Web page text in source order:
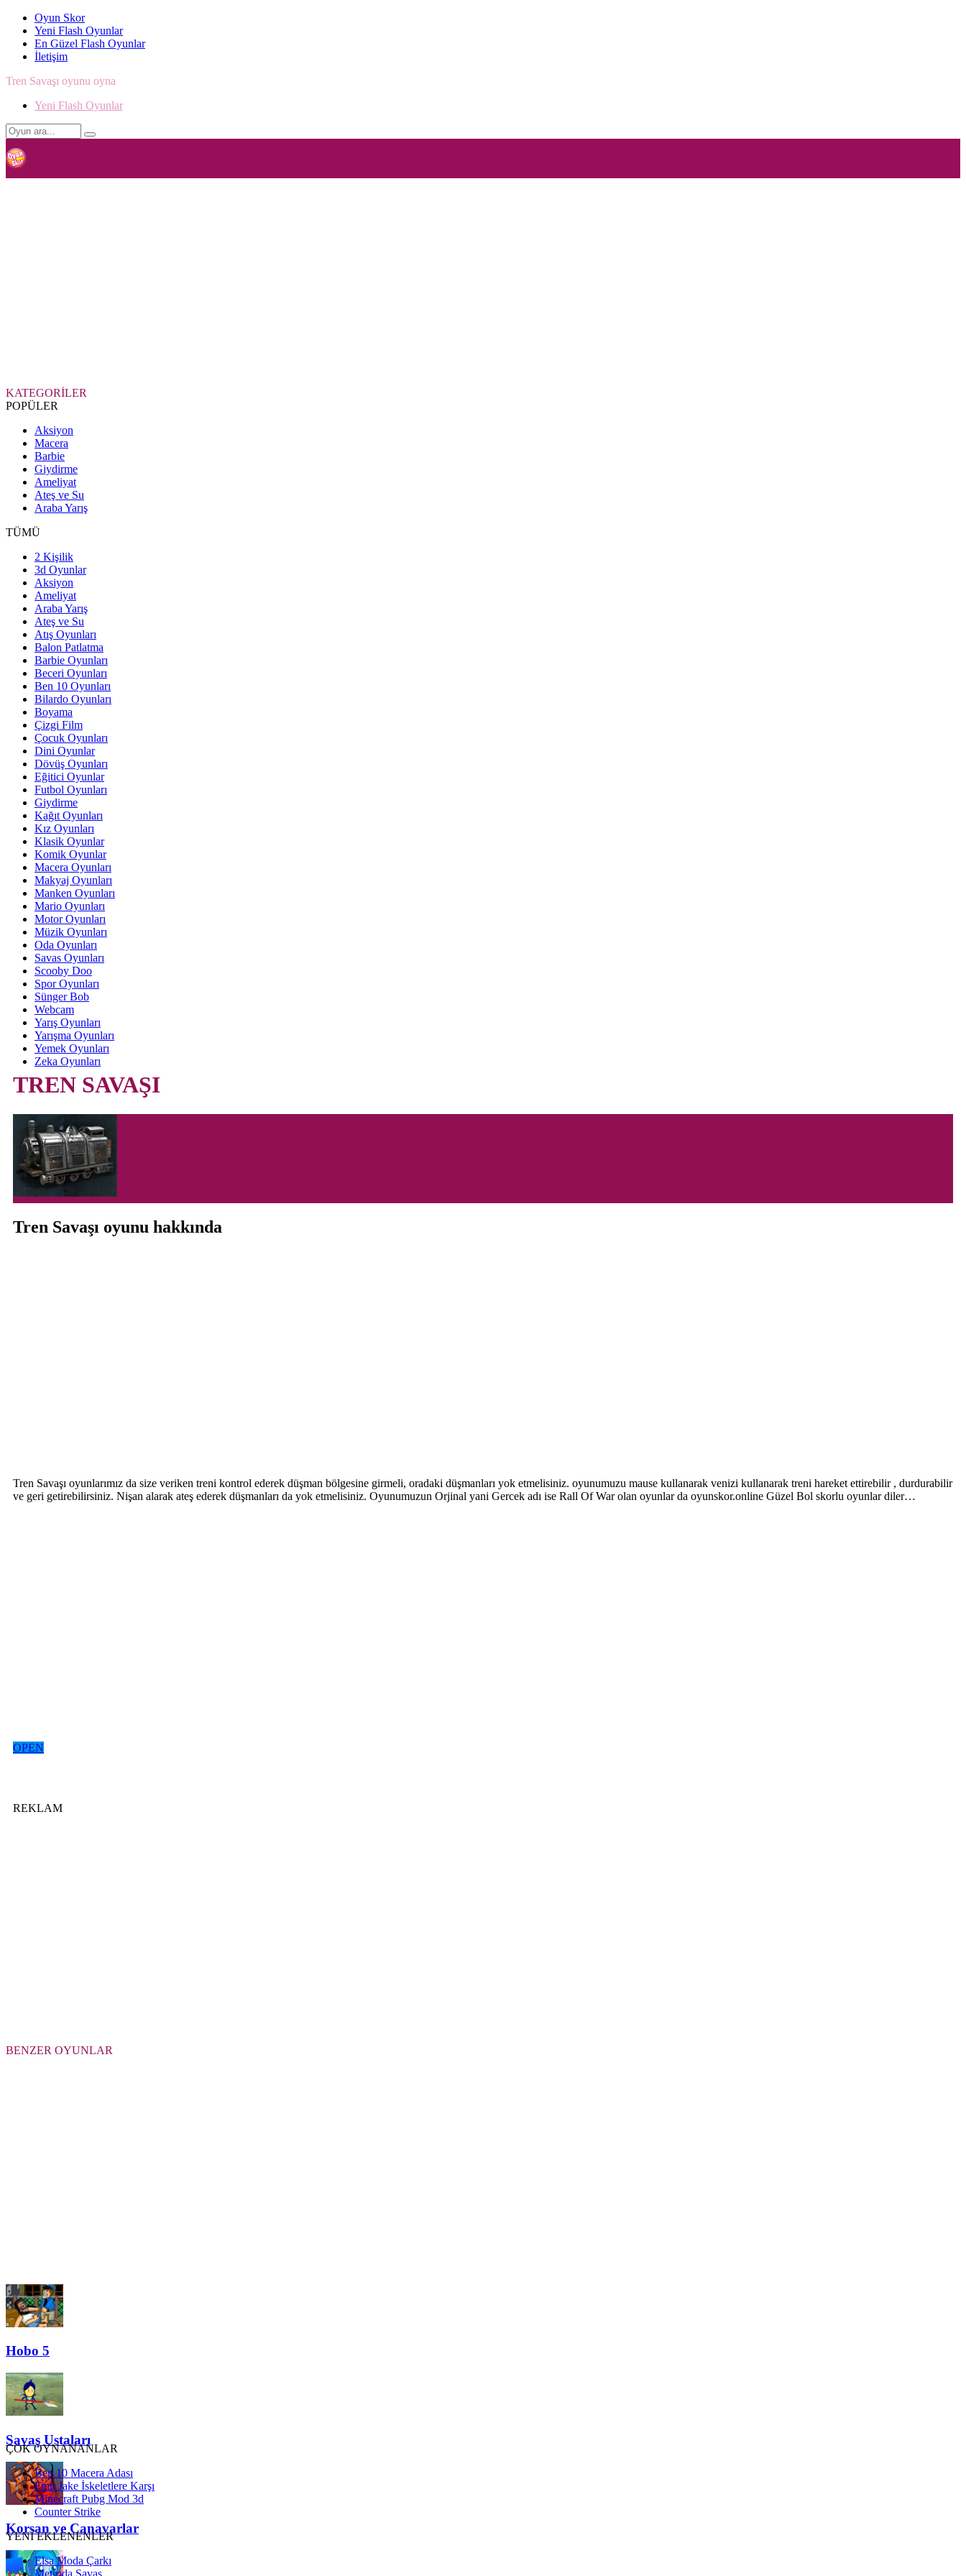
Oyun Skor
Yeni Flash Oyunlar
En Güzel Flash Oyunlar
İletişim
Tren Savaşı oyunu oyna
Yeni Flash Oyunlar
KATEGORİLER
POPÜLER
Aksiyon
Macera
Barbie
Giydirme
Ameliyat
Ateş ve Su
Araba Yarış
TÜMÜ
2 Kişilik
3d Oyunlar
Aksiyon
Ameliyat
Araba Yarış
Ateş ve Su
Atış Oyunları
Balon Patlatma
Barbie Oyunları
Beceri Oyunları
Ben 10 Oyunları
Bilardo Oyunları
Boyama
Çizgi Film
Çocuk Oyunları
Dini Oyunlar
Dövüş Oyunları
Eğitici Oyunlar
Futbol Oyunları
Giydirme
Kağıt Oyunları
Kız Oyunları
Klasik Oyunlar
Komik Oyunlar
Macera Oyunları
Makyaj Oyunları
Manken Oyunları
Mario Oyunları
Motor Oyunları
Müzik Oyunları
Oda Oyunları
Savas Oyunları
Scooby Doo
Spor Oyunları
Sünger Bob
Webcam
Yarış Oyunları
Yarışma Oyunları
Yemek Oyunları
Zeka Oyunları
TREN SAVAŞI
Tren Savaşı oyunu hakkında
Tren Savaşı oyunlarımız da size veriken treni kontrol ederek düşman bölgesine girmeli, oradaki düşmanları yok etmelisiniz. oyunumuzu mause kullanarak venizi kullanarak treni hareket ettirebilir , durdurabilir
ve geri getirebilirsiniz. Nişan alarak ateş ederek düşmanları da yok etmelisiniz. Oyunumuzun Orjinal yani Gercek adı ise Rall Of War olan oyunlar da oyunskor.online Güzel Bol skorlu oyunlar diler…
OPEN
REKLAM
BENZER OYUNLAR
Hobo 5
Savaş Ustaları
Korsan ve Canavarlar
ÇOK OYNANANLAR
Ben 10 Macera Adası
Finn Jake İskeletlere Karşı
Minecraft Pubg Mod 3d
Counter Strike
YENİ EKLENENLER
Elsa Moda Çarkı
Metroda Savaş